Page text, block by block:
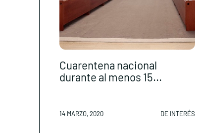
Cuarentena nacional
durante al menos 15...
14 MARZO, 2020 DE INTERÉS